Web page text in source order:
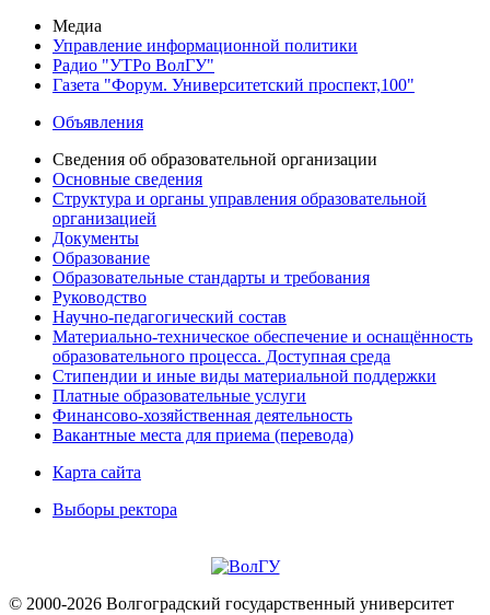
Медиа
Управление информационной политики
Радио "УТРо ВолГУ"
Газета "Форум. Университетский проспект,100"
Объявления
Сведения об образовательной организации
Основные сведения
Структура и органы управления образовательной
организацией
Документы
Образование
Образовательные стандарты и требования
Руководство
Научно-педагогический состав
Материально-техническое обеспечение и оснащённость
образовательного процесса. Доступная среда
Стипендии и иные виды материальной поддержки
Платные образовательные услуги
Финансово-хозяйственная деятельность
Вакантные места для приема (перевода)
Карта сайта
Выборы ректора
© 2000-2026 Волгоградский государственный университет